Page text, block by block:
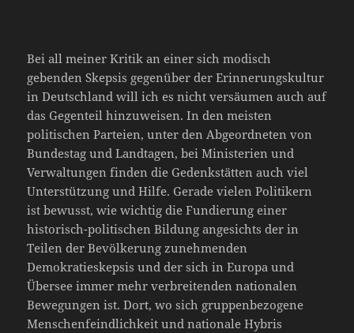
Bei all meiner Kritik an einer sich modisch
gebenden Skepsis gegenüber der Erinnerungskultur
in Deutschland will ich es nicht versäumen auch auf
das Gegenteil hinzuweisen. In den meisten
politischen Parteien, unter den Abgeordneten von
Bundestag und Landtagen, bei Ministerien und
Verwaltungen finden die Gedenkstätten auch viel
Unterstützung und Hilfe. Gerade vielen Politikern
ist bewusst, wie wichtig die Fundierung einer
historisch-politischen Bildung angesichts der in
Teilen der Bevölkerung zunehmenden
Demokratieskepsis und der sich in Europa und
Übersee immer mehr verbreitenden nationalen
Bewegungen ist. Dort, wo sich gruppenbezogene
Menschenfeindlichkeit und nationale Hybris